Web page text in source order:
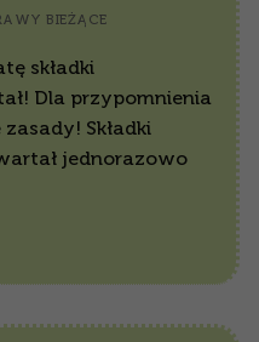
BIEŻĄCE
składki
Dla przypomnienia
Składki
jednorazowo